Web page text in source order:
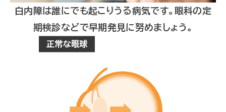
白内障は誰にでも起こりうる病気です。眼科の定
期検診などで早期発見に努めましょう。